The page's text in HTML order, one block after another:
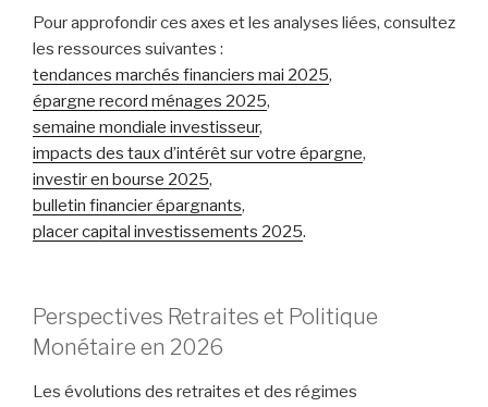
Pour approfondir ces axes et les analyses liées, consultez
les ressources suivantes :
tendances marchés financiers mai 2025,
épargne record ménages 2025,
semaine mondiale investisseur,
impacts des taux d’intérêt sur votre épargne,
investir en bourse 2025,
bulletin financier épargnants,
placer capital investissements 2025.
Perspectives Retraites et Politique
Monétaire en 2026
Les évolutions des retraites et des régimes